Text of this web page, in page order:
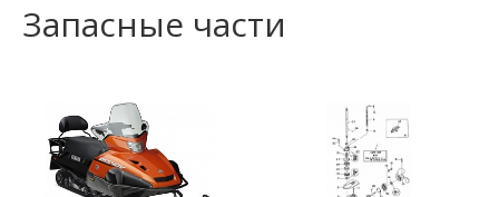
Запасные части